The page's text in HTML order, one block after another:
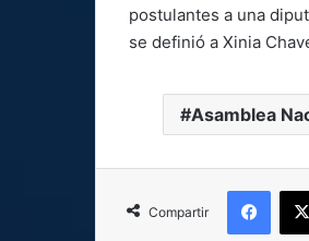
postulantes a una
se definió a Xinia
Asamblea
Compartir